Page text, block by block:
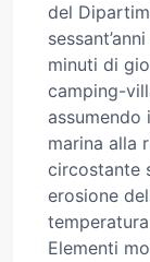
del
minuti di
camping-
marina alla
circostante
erosione
Elementi